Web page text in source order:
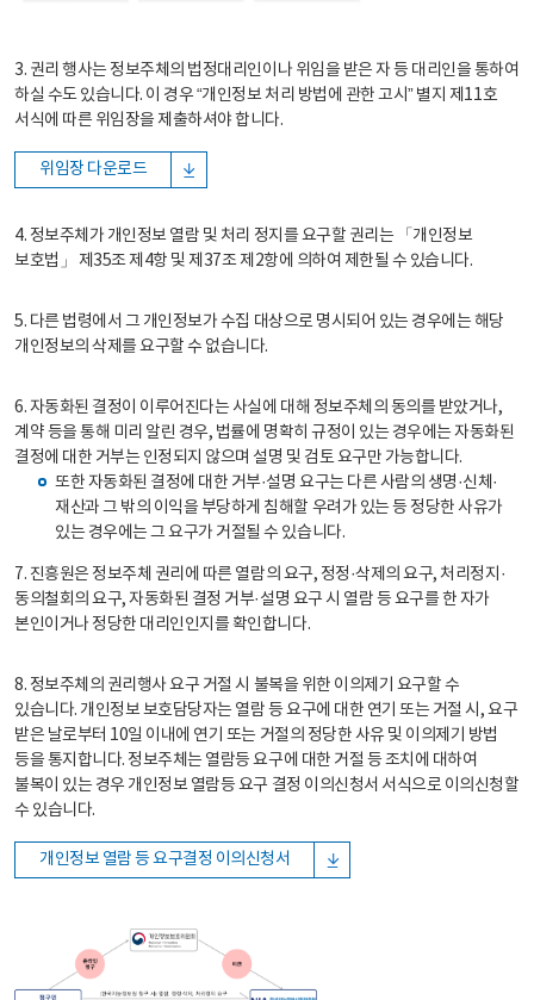
3. 권리 행사는 정보주체의 법정대리인이나 위임을 받은 자 등 대리인을 통하여
하실 수도 있습니다. 이 경우 “개인정보 처리 방법에 관한 고시” 별지 제11호
서식에 따른 위임장을 제출하셔야 합니다.
위임장 다운로드
4. 정보주체가 개인정보 열람 및 처리 정지를 요구할 권리는 「개인정보
보호법」 제35조 제4항 및 제37조 제2항에 의하여 제한될 수 있습니다.
5. 다른 법령에서 그 개인정보가 수집 대상으로 명시되어 있는 경우에는 해당
개인정보의 삭제를 요구할 수 없습니다.
6. 자동화된 결정이 이루어진다는 사실에 대해 정보주체의 동의를 받았거나,
계약 등을 통해 미리 알린 경우, 법률에 명확히 규정이 있는 경우에는 자동화된
결정에 대한 거부는 인정되지 않으며 설명 및 검토 요구만 가능합니다.
또한 자동화된 결정에 대한 거부·설명 요구는 다른 사람의 생명·신체·
재산과 그 밖의 이익을 부당하게 침해할 우려가 있는 등 정당한 사유가
있는 경우에는 그 요구가 거절될 수 있습니다.
7. 진흥원은 정보주체 권리에 따른 열람의 요구, 정정·삭제의 요구, 처리정지·
동의철회의 요구, 자동화된 결정 거부·설명 요구 시 열람 등 요구를 한 자가
본인이거나 정당한 대리인인지를 확인합니다.
8. 정보주체의 권리행사 요구 거절 시 불복을 위한 이의제기 요구할 수
있습니다. 개인정보 보호담당자는 열람 등 요구에 대한 연기 또는 거절 시, 요구
받은 날로부터 10일 이내에 연기 또는 거절의 정당한 사유 및 이의제기 방법
등을 통지합니다. 정보주체는 열람등 요구에 대한 거절 등 조치에 대하여
불복이 있는 경우 개인정보 열람등 요구 결정 이의신청서 서식으로 이의신청할
수 있습니다.
개인정보 열람 등 요구결정 이의신청서